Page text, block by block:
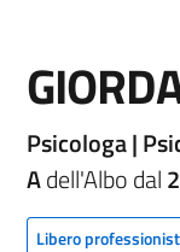
Psicologa |
Adell'Albo dal
Libero